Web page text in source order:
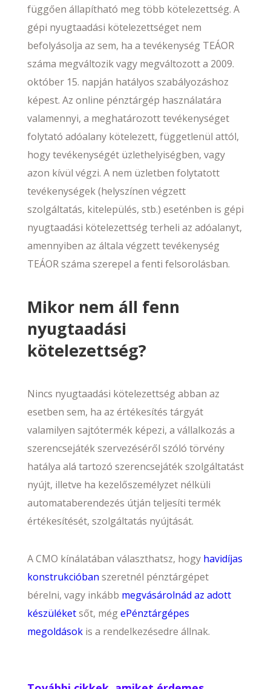
függően állapítható meg több kötelezettség. A
gépi nyugtaadási kötelezettséget nem
befolyásolja az sem, ha a tevékenység TEÁOR
száma megváltozik vagy megváltozott a 2009.
október 15. napján hatályos szabályozáshoz
képest. Az online pénztárgép használatára
valamennyi, a meghatározott tevékenységet
folytató adóalany kötelezett, függetlenül attól,
hogy tevékenységét üzlethelyiségben, vagy
azon kívül végzi. A nem üzletben folytatott
tevékenységek (helyszínen végzett
szolgáltatás, kitelepülés, stb.) eseténben is gépi
nyugtaadási kötelezettség terheli az adóalanyt,
amennyiben az általa végzett tevékenység
TEÁOR száma szerepel a fenti felsorolásban.
Mikor nem áll fenn
nyugtaadási
kötelezettség?
Nincs nyugtaadási kötelezettség abban az
esetben sem, ha az értékesítés tárgyát
valamilyen sajtótermék képezi, a vállalkozás a
szerencsejáték szervezéséről szóló törvény
hatálya alá tartozó szerencsejáték szolgáltatást
nyújt, illetve ha kezelőszemélyzet nélküli
automataberendezés útján teljesíti termék
értékesítését, szolgáltatás nyújtását.
A CMO kínálatában választhatsz, hogy havidíjas
konstrukcióban szeretnél pénztárgépet
bérelni, vagy inkább megvásárolnád az adott
készüléketsőt, mégePénztárgépes
megoldásokis a rendelkezésedre állnak.